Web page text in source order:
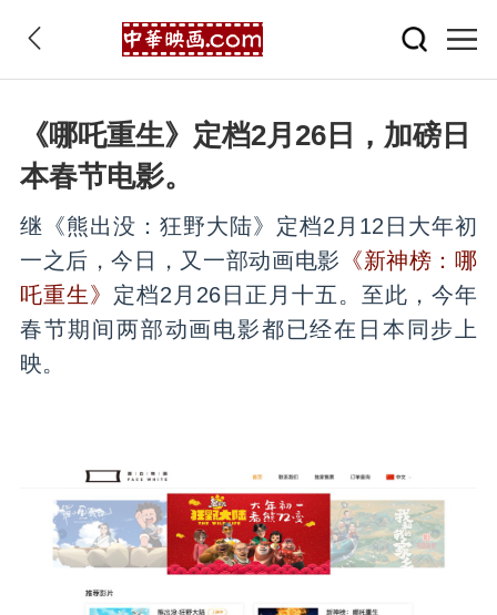
《哪吒重生》定档2月26日，加磅日
本春节电影。
继《熊出没：狂野大陆》定档2月12日大年初
一之后，今日，又一部动画电影 《新神榜：哪
吒重生》 定档2月26日正月十五。至此，今年
春节期间两部动画电影都已经在日本同步上
映。